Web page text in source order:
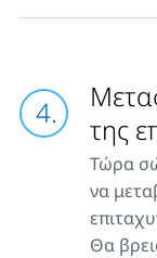
της
Τώρα
να
Θα